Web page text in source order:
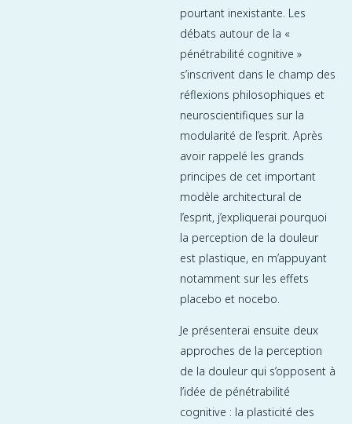
pourtant inexistante. Les
débats autour de la «
pénétrabilité cognitive »
s’inscrivent dans le champ des
réflexions philosophiques et
neuroscientifiques sur la
modularité de l’esprit. Après
avoir rappelé les grands
principes de cet important
modèle architectural de
l’esprit, j’expliquerai pourquoi
la perception de la douleur
est plastique, en m’appuyant
notamment sur les effets
placebo et nocebo.
Je présenterai ensuite deux
approches de la perception
de la douleur qui s’opposent à
l’idée de pénétrabilité
cognitive : la plasticité des